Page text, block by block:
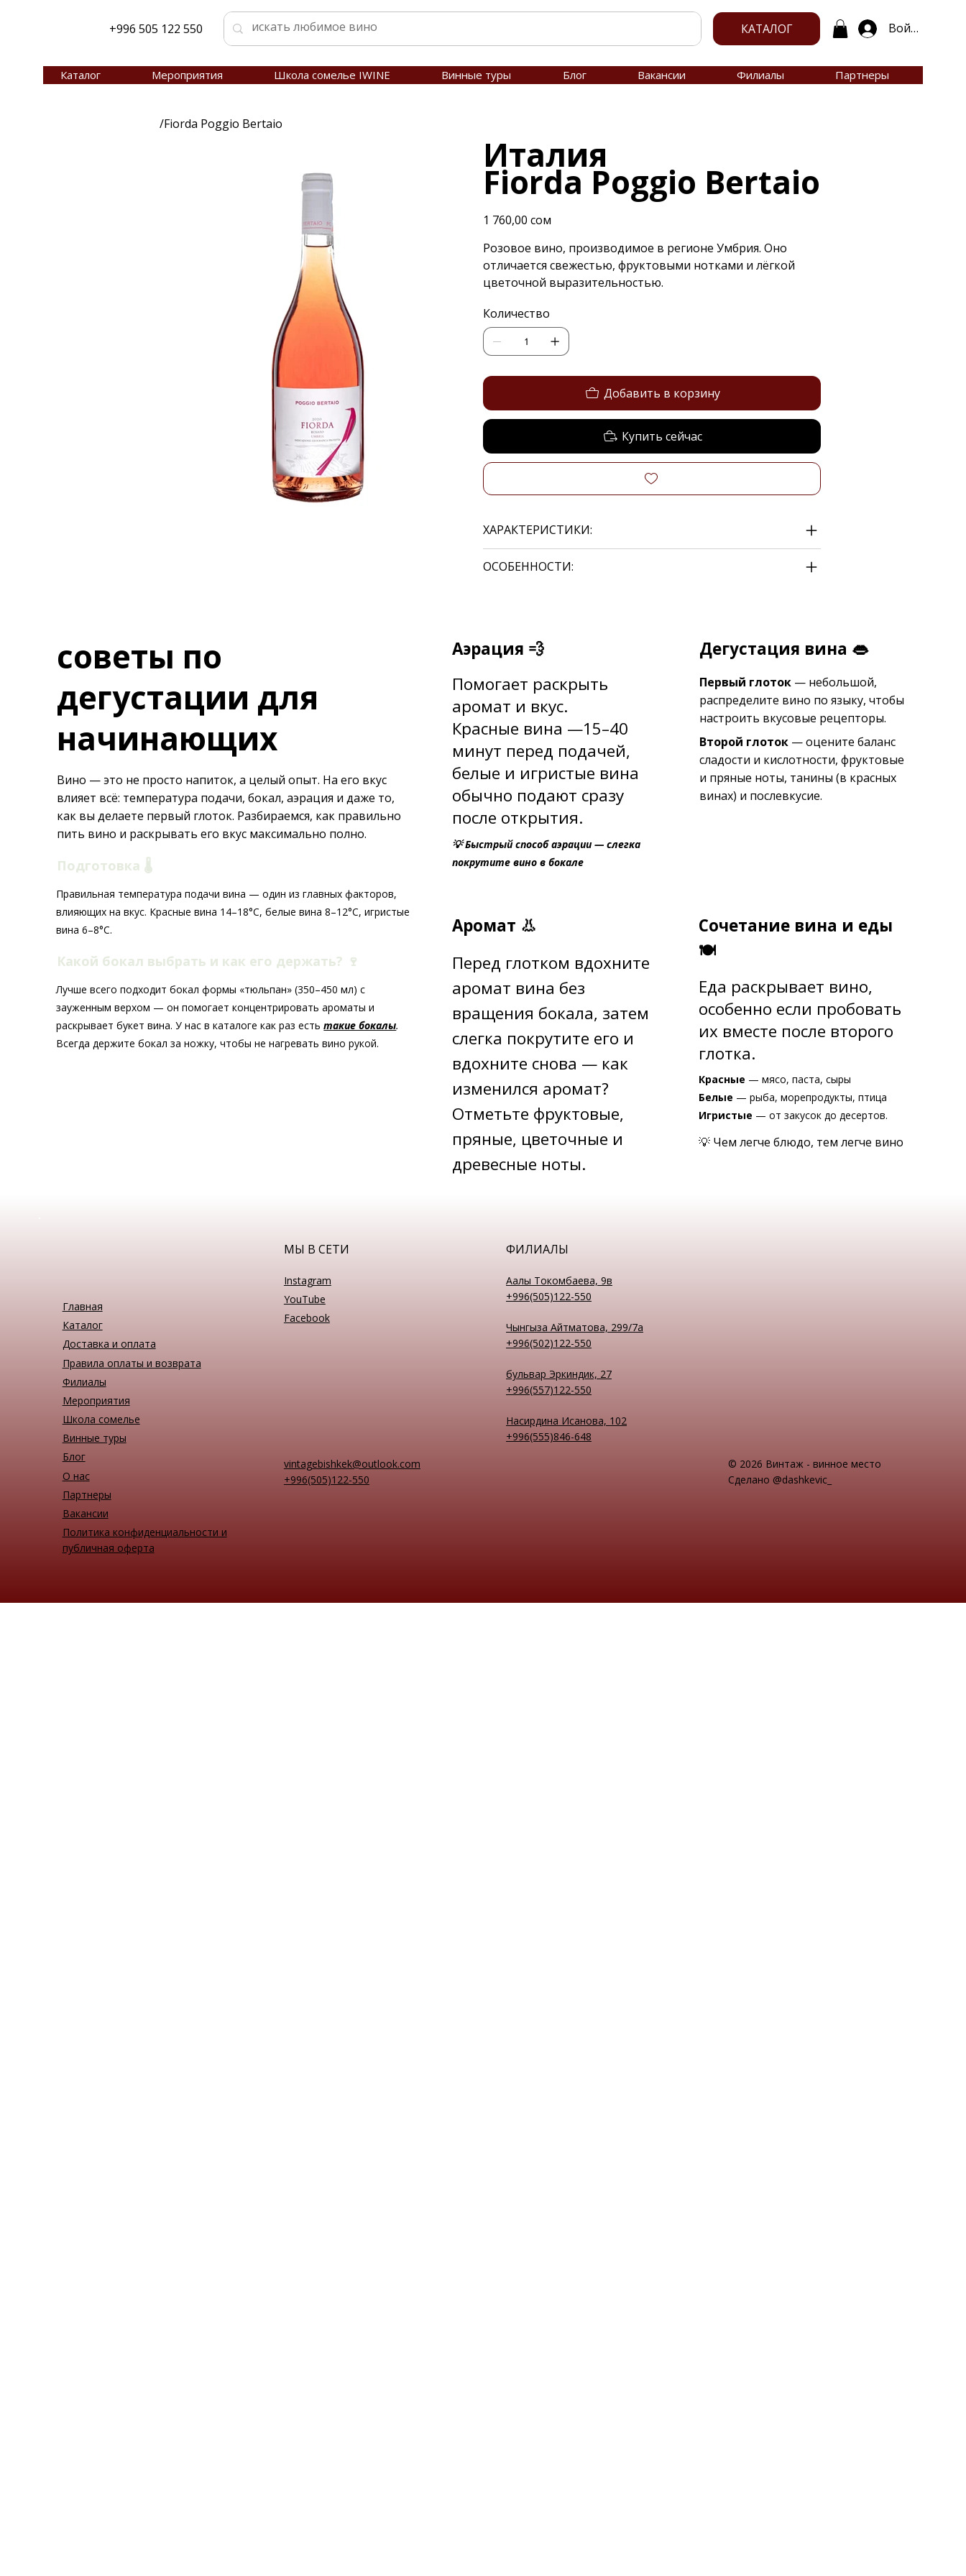
+996 505 122 550 КАТАЛОГ Войти
/Fiorda Poggio Bertaio
Fiorda Poggio Bertaio
Цена
1 760,00 сом
Розовое вино, производимое в регионе Умбрия. Оно
отличается свежестью, фруктовыми нотками и лёгкой
цветочной выразительностью.
Количество
Добавить в корзину
Купить сейчас
ХАРАКТЕРИСТИКИ:
ОСОБЕННОСТИ:
Италия
Каталог Мероприятия Школа сомелье IWINE Винные туры Блог Вакансии Филиалы Партнеры
Аэрация 💨
Помогает раскрыть
аромат и вкус.
Красные вина —15–40
минут перед подачей,
белые и игристые вина
обычно подают сразу
после открытия.
💡 Быстрый способ аэрации — слегка
покрутите вино в бокале
Дегустация вина 👄
Первый глоток— небольшой,
распределите вино по языку, чтобы
настроить вкусовые рецепторы.
Второй глоток— оцените баланс
сладости и кислотности, фруктовые
и пряные ноты, танины (в красных
винах) и послевкусие.
Аромат 👃
Перед глотком вдохните
аромат вина без
вращения бокала, затем
слегка покрутите его и
вдохните снова — как
изменился аромат?
Отметьте фруктовые,
пряные, цветочные и
древесные ноты.
Сочетание вина и еды
🍽
Еда раскрывает вино,
особенно если пробовать
их вместе после второго
глотка.
Красные — мясо, паста, сыры
Белые — рыба, морепродукты, птица
Игристые — от закусок до десертов.
💡 Чем легче блюдо, тем легче вино
советы по
дегустации для
начинающих
Вино — это не просто напиток, а целый опыт. На его вкус
влияет всё: температура подачи, бокал, аэрация и даже то,
как вы делаете первый глоток. Разбираемся, как правильно
пить вино и раскрывать его вкус максимально полно.
Подготовка 🌡️
Правильная температура подачи вина — один из главных факторов,
влияющих на вкус. Красные вина 14–18°C, белые вина 8–12°C, игристые
вина 6–8°C.
Какой бокал выбрать и как его держать? 🍷
Лучше всего подходит бокал формы «тюльпан» (350–450 мл) с
зауженным верхом — он помогает концентрировать ароматы и
раскрывает букет вина. У нас в каталоге как раз естьтакие бокалы.
Всегда держите бокал за ножку, чтобы не нагревать вино рукой.
Главная
Каталог
Доставка и оплата
Правила оплаты и возврата
Филиалы
Мероприятия
Школа сомелье
Винные туры
Блог
О нас
Партнеры
Вакансии
Политика конфиденциальности и
публичная оферта
МЫ В СЕТИ
Instagram
YouTube
Facebook
ФИЛИАЛЫ
Аалы Токомбаева, 9в
+996(505)122-550
Чынгыза Айтматова, 299/7а
+996(502)122-550
бульвар Эркиндик, 27
+996(557)122-550
Насирдина Исанова, 102
+996(555)846-648
vintagebishkek@outlook.com
+996(505)122-550
© 2026 Винтаж - винное место
Сделано @dashkevic_